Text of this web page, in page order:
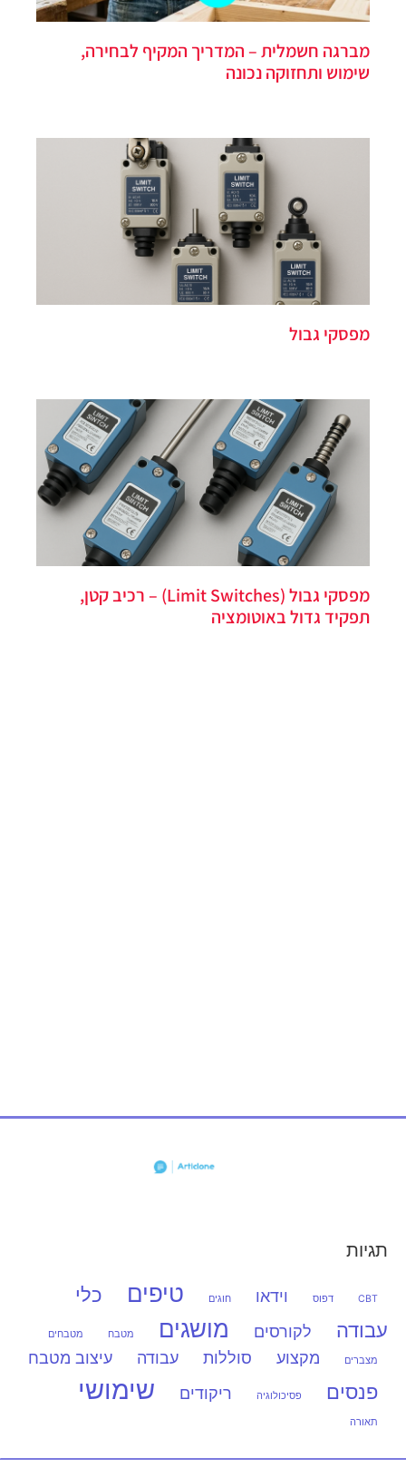
מברגה חשמלית – המדריך המקיף לבחירה,
שימוש ותחזוקה נכונה
מפסקי גבול
מפסקי גבול (Limit Switches) – רכיב קטן,
תפקיד גדול באוטומציה
תגיות
CBT דפוס וידאו חוגים טיפים
כלי
עבודה
לקורסים מושגים מטבח מטבחים
מצברים מקצוע סוללות עבודה עיצוב מטבח
פנסים פסיכולוגיה ריקודים שימושי
תאורה